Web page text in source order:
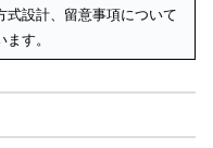
式設計、留意事項について
す。